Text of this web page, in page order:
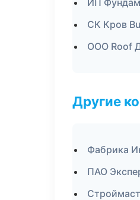
ИП
СК Кров
ООО Roof
Другие
Фабрика
ПАО